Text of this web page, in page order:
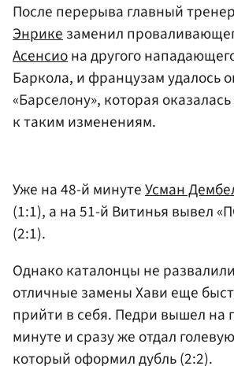
После перерыва главный
Энрикезаменил
Асенсиона другого
Баркола, и французам удалось
«Барселону», которая
к таким изменениям.
Уже на 48-й минутеУсман
(1:1), а на 51-й Витинья вывел
(2:1).
Однако каталонцы не
отличные замены Хави еще
прийти в себя. Педри вышел на
минуте и сразу же отдал
который оформил дубль (2:2).